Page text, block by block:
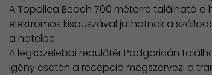
A Topolica Beach 700 méterre található a
elektromos kisbuszával juthatnak a
a hotelbe.
A legközelebbi repülőtér Podgoricán
Igény esetén a recepció megszervezi a